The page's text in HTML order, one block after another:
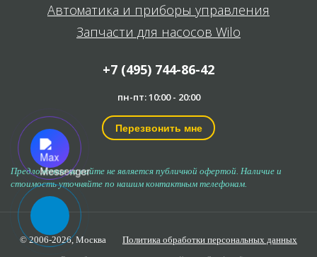
Автоматика и приборы управления
Запчасти для насосов Wilo
+7 (495) 744-86-42
пн-пт: 10:00 - 20:00
Перезвонить мне
Предложение на сайте не является публичной офертой. Наличие и
стоимость уточняйте по нашим контактным телефонам.
© 2006-2026, Москва
Политика обработки персональных данных